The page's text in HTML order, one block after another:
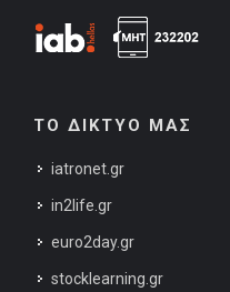
ΤΟ ΔΙΚΤΥΟ ΜΑΣ
iatronet.gr
in2life.gr
euro2day.gr
stocklearning.gr